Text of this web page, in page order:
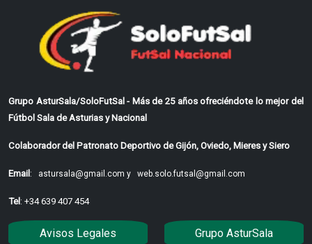
Grupo AsturSala/SoloFutSal - Más de 25 años ofreciéndote lo mejor del
Fútbol Sala de Asturias y Nacional
Colaborador del Patronato Deportivo de Gijón, Oviedo, Mieres y Siero
Email : astursala@gmail.com y web.solo.futsal@gmail.com
Tel : +34 639 407 454
Avisos Legales Grupo AsturSala